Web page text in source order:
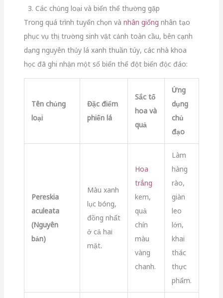
3. Các chủng loại và biến thể thường gặp
Trong quá trình tuyển chọn và nhân giống nhân tạo
phục vụ thị trường sinh vật cảnh toàn cầu, bên cạnh
dạng nguyên thủy lá xanh thuần túy, các nhà khoa
học đã ghi nhận một số biến thể đột biến độc đáo:
Tên chủng
loại
Đặc điểm
phiến lá
Sắc tố
hoa và
quả
Ứng
dụng
chủ
đạo
Pereskia
aculeata
(Nguyên
bản)
Màu xanh
lục bóng,
đồng nhất
ở cả hai
mặt.
Hoa
trắng
kem,
quả
chín
màu
vàng
chanh.
Làm
hàng
rào,
giàn
leo
lớn,
khai
thác
thực
phẩm.